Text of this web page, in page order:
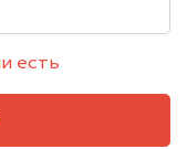
есть